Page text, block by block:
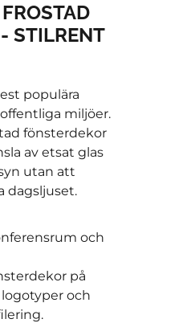
STILRENT
populära
miljöer.
fönsterdekor
av etsat glas
utan att
dagsljuset.
och
på
och